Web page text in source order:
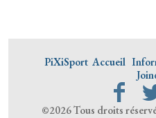
PiXiSport Accueil
©2026 Tous droits